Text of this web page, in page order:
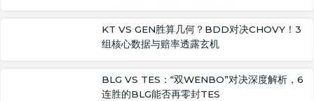
KT VS GEN胜算几何？BDD对决CHOVY！3
组核心数据与赔率透露玄机
BLG VS TES：“双WENBO”对决深度解析，6
连胜的BLG能否再零封TES